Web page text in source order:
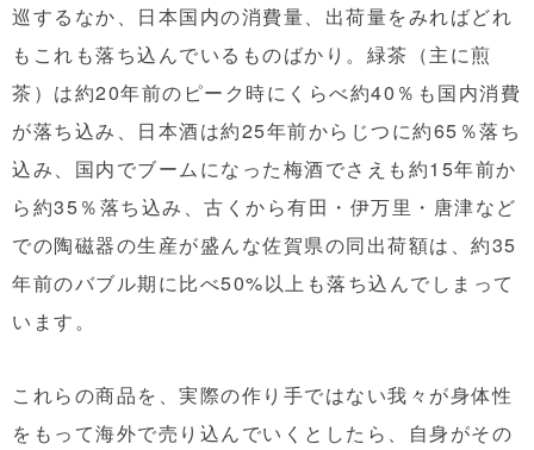
巡するなか、日本国内の消費量、出荷量をみればどれ
もこれも落ち込んでいるものばかり。緑茶（主に煎
茶）は約20年前のピーク時にくらべ約40％も国内消費
が落ち込み、日本酒は約25年前からじつに約65％落ち
込み、国内でブームになった梅酒でさえも約15年前か
ら約35％落ち込み、古くから有田・伊万里・唐津など
での陶磁器の生産が盛んな佐賀県の同出荷額は、約35
年前のバブル期に比べ50%以上も落ち込んでしまって
います。
これらの商品を、実際の作り手ではない我々が身体性
をもって海外で売り込んでいくとしたら、自身がその